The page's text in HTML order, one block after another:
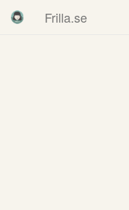
Frilla.se